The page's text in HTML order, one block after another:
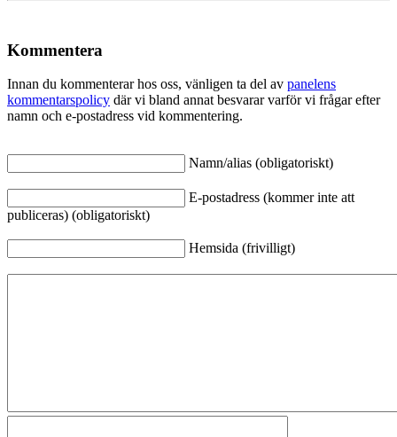
Kommentera
Innan du kommenterar hos oss, vänligen ta del av panelens
kommentarspolicy där vi bland annat besvarar varför vi frågar efter
namn och e-postadress vid kommentering.
Namn/alias (obligatoriskt)
E-postadress (kommer inte att
publiceras) (obligatoriskt)
Hemsida (frivilligt)